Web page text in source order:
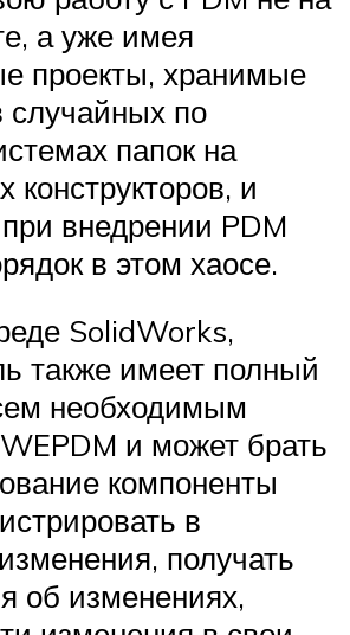
а уже имея
проекты, хранимые
случайных по
папок на
конструкторов, и
внедрении PDM
в этом хаосе.
SolidWorks,
также имеет полный
необходимым
и может брать
компоненты
в
получать
об изменениях,